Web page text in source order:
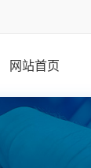
网站首页